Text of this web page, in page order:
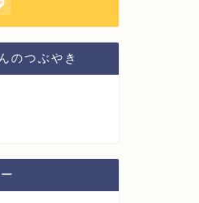
のつぶやき